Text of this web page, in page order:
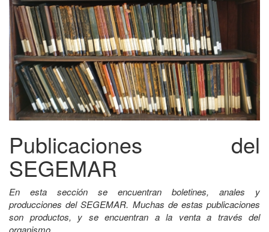
Publicaciones del
SEGEMAR
En esta sección se encuentran boletines, anales y
producciones del SEGEMAR. Muchas de estas publicaciones
son productos, y se encuentran a la venta a través del
organismo